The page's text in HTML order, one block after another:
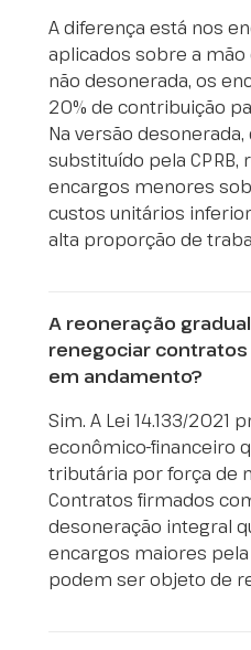
A diferença está nos
aplicados sobre a mão
não desonerada, os
20% de contribuição
Na versão
substituído pela CPRB,
encargos menores
custos unitários
alta proporção de
A reoneração
renegociar contratos
em andamento?
Sim. A Lei 14.133/2021
econômico-financeiro
tributária por força de
Contratos firmados
desoneração integral
encargos maiores
podem ser objeto de